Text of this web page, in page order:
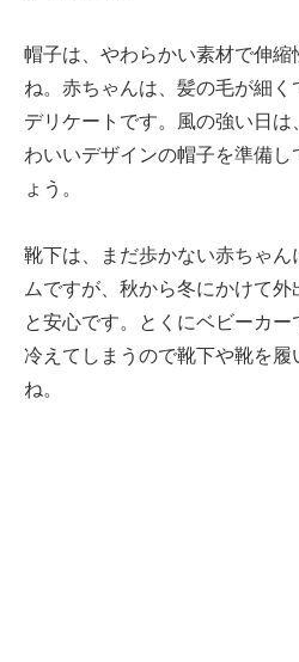
帽子は、やわらかい素材で伸
ね。赤ちゃんは、髪の毛が細
デリケートです。風の強い日
わいいデザインの帽子を準備
ょう。
靴下は、まだ歩かない赤ちゃ
ムですが、秋から冬にかけて
と安心です。とくにベビーカ
冷えてしまうので靴下や靴を履
ね。